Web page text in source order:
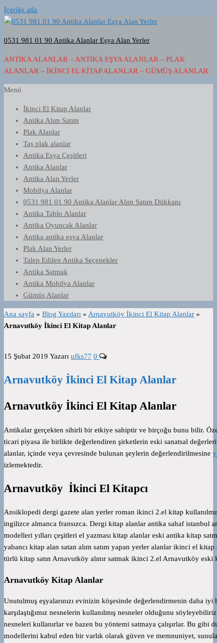
İçeriğe atla
0531 981 01 90 Antika Alanlar Eşya Alan Yerler
ANTIKA ALANLAR – ANTIKA EŞYA ALANLAR – PLAK
ALANLAR – İKINCI EL KITAP ALANLAR – GÜMÜŞ ALANLAR
Menü
İkinci El Kitap Alanlar
Antika Alım Satım
Plak Alanlar
Taş plak alanlar
Antika Eşya Çeşitleri
Antika Alanlar
Antika Alan Yerler
Mobilya Alanlar
0531 981 01 90 Antika Alanlar Alım Satım Dükkanı
Antika Tablo Alanlar
Antika Oyuncak Alanlar
Antika antika eşya Alanlar
Plak Alan Yerler
Talep Edilen Antika Seçenekler
Antika Satmak
Antika Mobilya Alanlar
Gümüş Alanlar
Ana sayfa » Blog Yazıları » Arnavutköy İkinci El Kitap Alanlar »
Arnavutköy İkinci El Kitap Alanlar
15 Şubat 2019 Yazarı ufks77 0
Arnavutköy İkinci El Kitap Alanlar
Arnavutköy İkinci El Kitap Alanlar
Antikalar gerçekten sihirli bir etkiye sahiptir ve birçoğu bunu bilir.
ticari piyasa ile birlikte değerlendiren şirketlerin eski sanatsal
alanlar, içinde veya çevresinde bulunan şeylerin değerlendirilmesine
izlemektedir.
Arnavutköy İkinci El Kitapcı
Ansiklopedi dergi gazete alan yerler roman ikinci 2.el kitap
ingilizce almanca fransızca. Dergi kitap alanlar antika sahaf istanbul
modelleri yılları çeşitleri el yazması kitap alanlar eski antika kitap
yabancı kitap alan satan alım satım yapan yerler alanlar ikinci el kitap
türlü kitap satın Arnavutköy alınır satmak ikinci 2.el Arnavutköy eski
Arnavutköy Kitap Alanlar
Unutulmuş eşyalarınızı evinizin köşesinde değerlendirmenin daha
karşılaştığımız nesnelerin kullanılmış nesneler olduğunu
nesneleri kullanırlar ve bazen bu yöntemi satmaya çalışırlar. Bu gibi
modellerini kabul eden bir varlık olarak güven ve memnuniyet,